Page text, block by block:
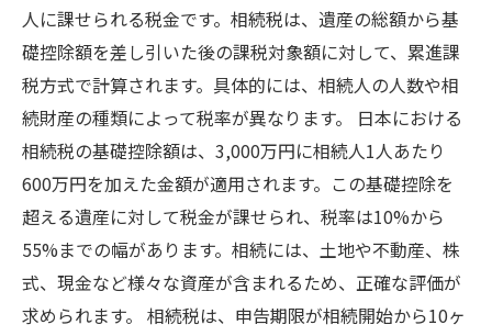
人に課せられる税金です。相続税は、遺産の総額から基
礎控除額を差し引いた後の課税対象額に対して、累進課
税方式で計算されます。具体的には、相続人の人数や相
続財産の種類によって税率が異なります。 日本における
相続税の基礎控除額は、3,000万円に相続人1人あたり
600万円を加えた金額が適用されます。この基礎控除を
超える遺産に対して税金が課せられ、税率は10%から
55%までの幅があります。相続には、土地や不動産、株
式、現金など様々な資産が含まれるため、正確な評価が
求められます。 相続税は、申告期限が相続開始から10ヶ